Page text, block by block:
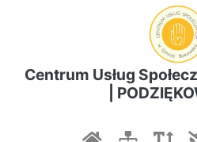
Centrum Usług
|